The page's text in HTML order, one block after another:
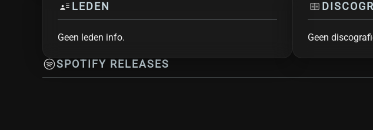
LEDEN
Geen leden info. Geen
SPOTIFY RELEASES